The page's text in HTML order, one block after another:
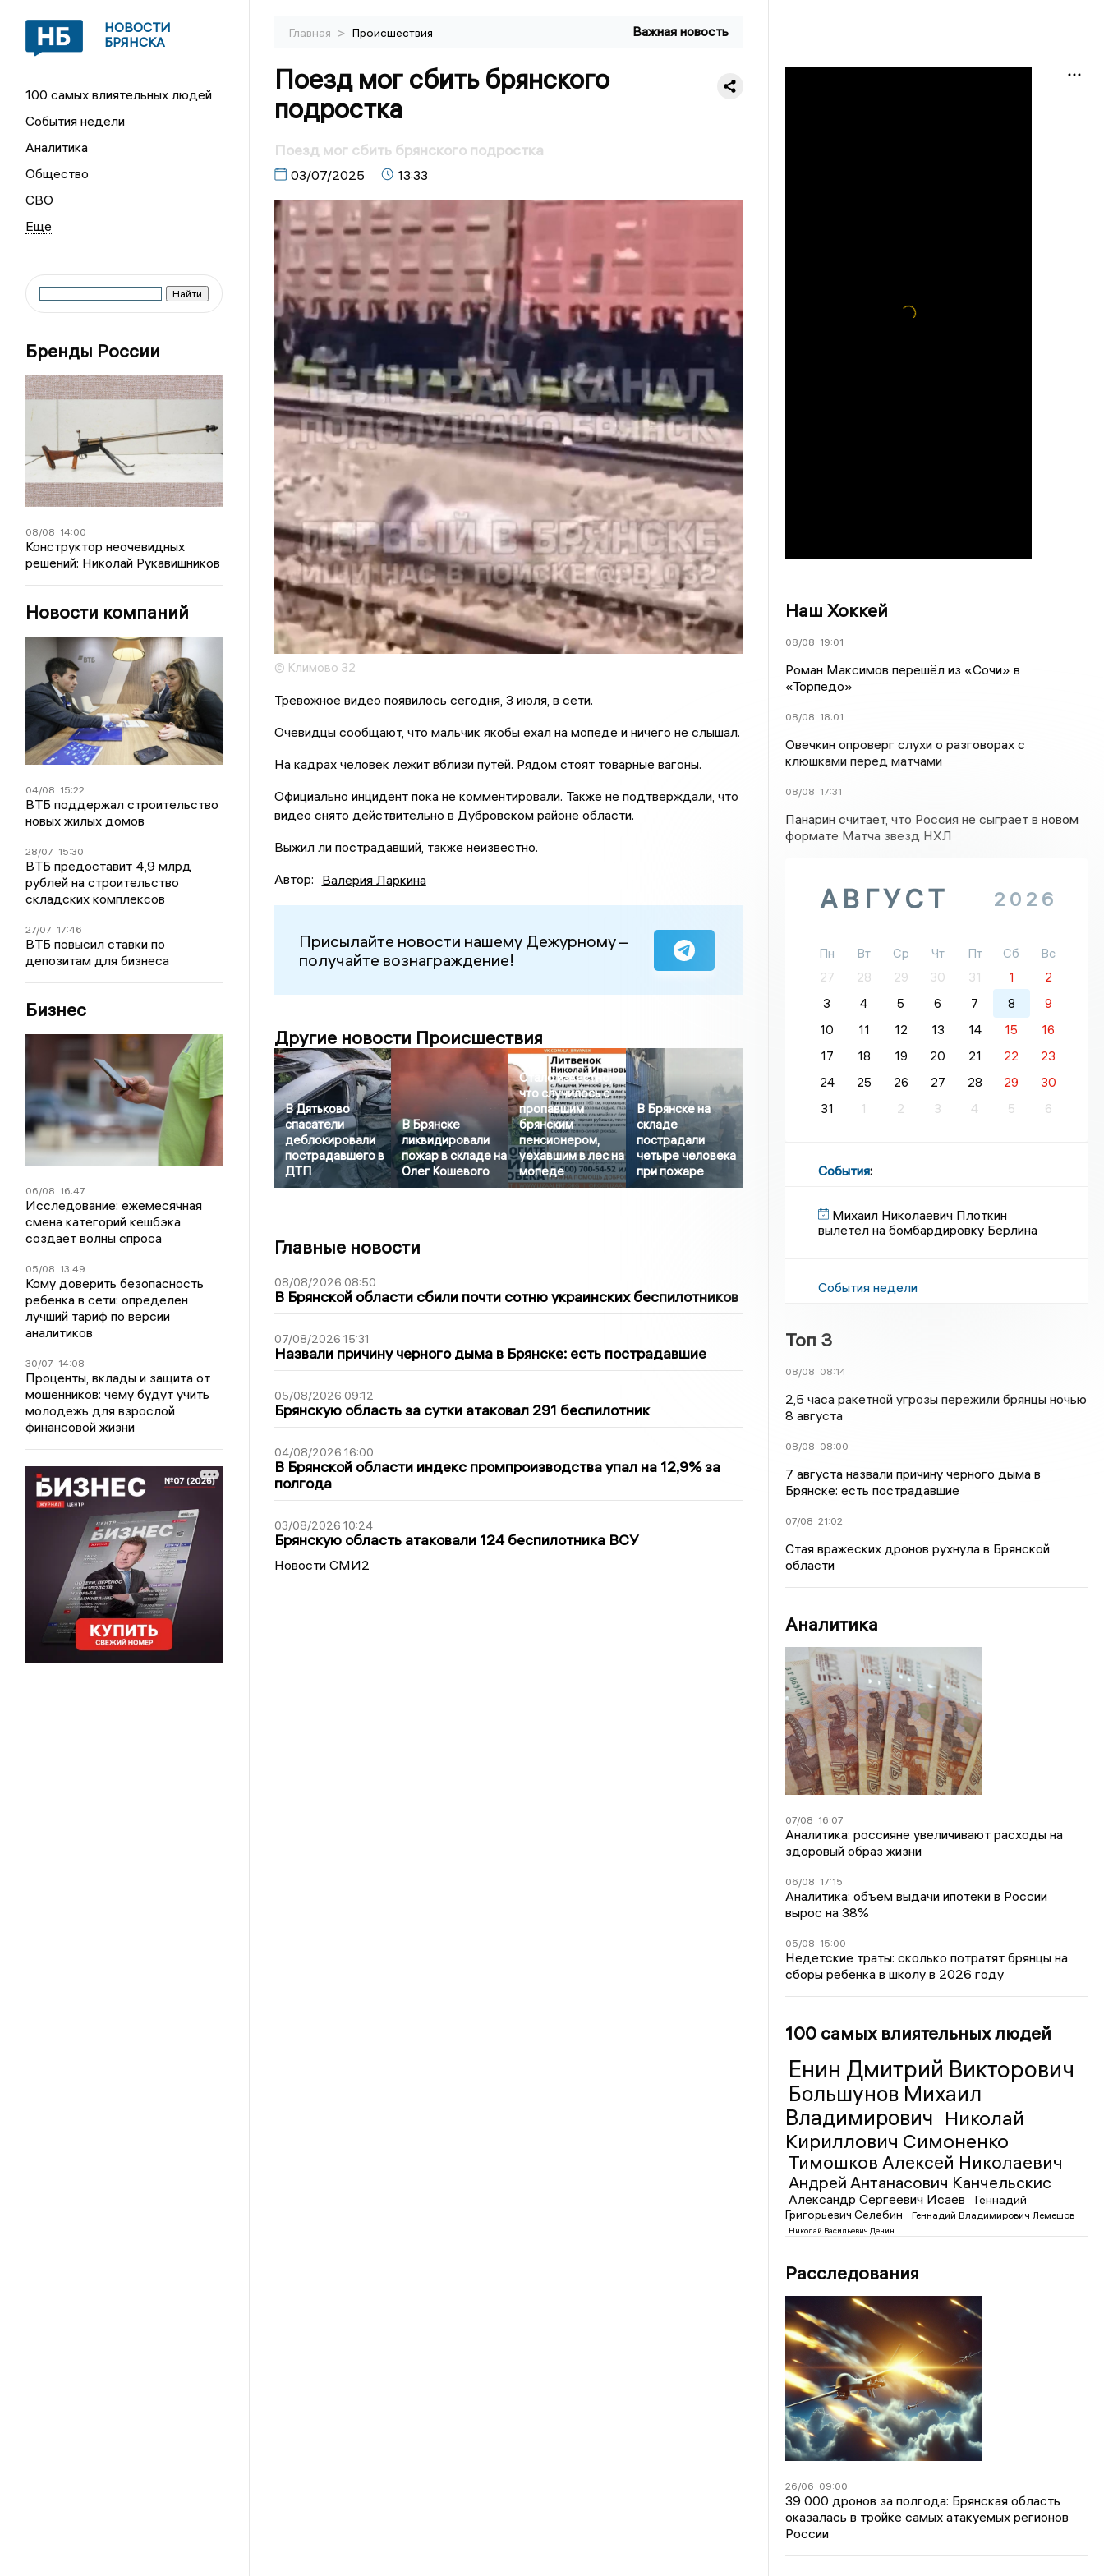
НОВОСТИ
БРЯНСКА
100 самых влиятельных людей
События недели
Аналитика
Общество
СВО
Бренды России
08/08 14:00
Конструктор неочевидных
решений: Николай Рукавишников
Новости компаний
04/08 15:22
ВТБ поддержал строительство
новых жилых домов
28/07 15:30
ВТБ предоставит 4,9 млрд
рублей на строительство
складских комплексов
27/07 17:46
ВТБ повысил ставки по
депозитам для бизнеса
Бизнес
06/08 16:47
Исследование: ежемесячная
смена категорий кешбэка
создает волны спроса
05/08 13:49
Кому доверить безопасность
ребенка в сети: определен
лучший тариф по версии
аналитиков
30/07 14:08
Проценты, вклады и защита от
мошенников: чему будут учить
молодежь для взрослой
финансовой жизни
Главная > Происшествия Важная новость
Поезд мог сбить брянского
подростка
Поезд мог сбить брянского подростка
03/07/2025 13:33
© Климово 32
Тревожное видео появилось сегодня, 3 июля, в сети.
Очевидцы сообщают, что мальчик якобы ехал на мопеде и ничего не слышал.
На кадрах человек лежит вблизи путей. Рядом стоят товарные вагоны.
Официально инцидент пока не комментировали. Также не подтверждали, что
видео снято действительно в Дубровском районе области.
Выжил ли пострадавший, также неизвестно.
Автор: Валерия Ларкина
Присылайте новости нашему Дежурному –
получайте вознаграждение!
Другие новости Происшествия
В Дятьково
спасатели
деблокировали
пострадавшего в
ДТП
В Брянске
ликвидировали
пожар в складе на
Олег Кошевого
Стало известно,
что случилось с
пропавшим
брянским
пенсионером,
уехавшим в лес на
мопеде
В Брянске на
складе
пострадали
четыре человека
при пожаре
Главные новости
08/08/2026 08:50
В Брянской области сбили почти сотню украинских беспилотников
07/08/2026 15:31
Назвали причину черного дыма в Брянске: есть пострадавшие
05/08/2026 09:12
Брянскую область за сутки атаковал 291 беспилотник
04/08/2026 16:00
В Брянской области индекс промпроизводства упал на 12,9% за
полгода
03/08/2026 10:24
Брянскую область атаковали 124 беспилотника ВСУ
Новости СМИ2
Наш Хоккей
08/08 19:01
Роман Максимов перешёл из «Сочи» в
«Торпедо»
08/08 18:01
Овечкин опроверг слухи о разговорах с
клюшками перед матчами
08/08 17:31
Панарин считает, что Россия не сыграет в новом
формате Матча звезд НХЛ
АВГУСТ 2026
Пн Вт Ср Чт Пт Сб
Вс
27
28 29 30 31 1
2
3
4 5 6 7 8
9
10
11 12 13 14 15
16
17
18 19 20 21 22
23
24
25 26 27 28 29
30
31
1 2 3 4 5 6
События:
Михаил Николаевич Плоткин
вылетел на бомбардировку Берлина
События недели
Топ 3
08/08 08:14
2,5 часа ракетной угрозы пережили брянцы ночью
8 августа
08/08 08:00
7 августа назвали причину черного дыма в
Брянске: есть пострадавшие
07/08 21:02
Стая вражеских дронов рухнула в Брянской
области
Аналитика
07/08 16:07
Аналитика: россияне увеличивают расходы на
здоровый образ жизни
06/08 17:15
Аналитика: объем выдачи ипотеки в России
вырос на 38%
05/08 15:00
Недетские траты: сколько потратят брянцы на
сборы ребенка в школу в 2026 году
100 самых влиятельных людей
Енин Дмитрий Викторович
Большунов Михаил
Владимирович Николай
Кириллович Симоненко
Тимошков Алексей Николаевич
Андрей Антанасович Канчельскис
Александр Сергеевич Исаев
Геннадий
Григорьевич Селебин
Геннадий Владимирович Лемешов
Николай Васильевич Денин
Расследования
26/06 09:00
39 000 дронов за полгода: Брянская область
оказалась в тройке самых атакуемых регионов
России